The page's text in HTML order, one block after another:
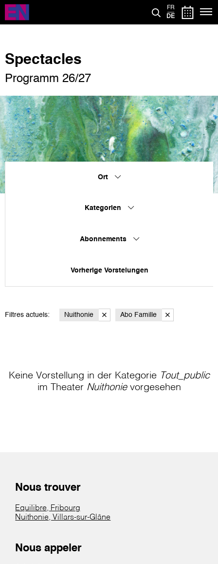
Direkt
zum
Inhalt
FR
DE
Spectacles
Programm 26/27
Ort
Kategorien
Abonnements
Vorherige Vorstelungen
Filtres actuels: Nuithonie Abo Famille
Keine Vorstellung in der Kategorie Tout_public
im Theater Nuithonievorgesehen
Nous trouver
Equilibre, Fribourg
Nuithonie, Villars-sur-Glâne
Nous appeler